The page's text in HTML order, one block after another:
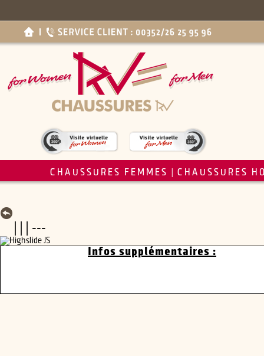
CHAUSSURES FEMMES CHAUSSURES
| | | ---
Infos supplémentaires :